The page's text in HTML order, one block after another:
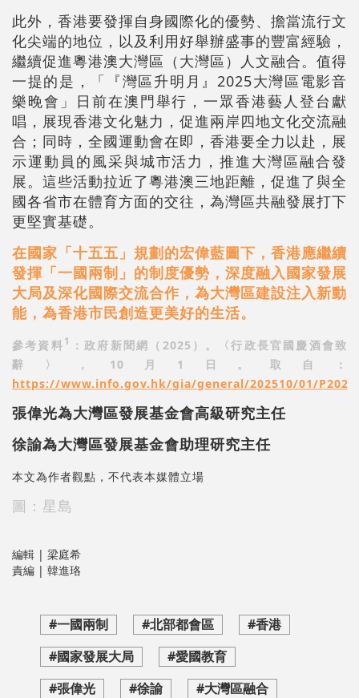
此外，香港要發揮自身國際化的優勢、擔當流行文
化尖端的地位，以及利用好舉辦盛事的豐富經驗，
繼續促進粵港澳大灣區（大灣區）人文融合。值得
一提的是，「『灣區升明月』2025大灣區電影音
樂晚會」日前在澳門舉行，一眾香港藝人登台獻
唱，展現香港文化魅力，促進兩岸四地文化交流融
合；同時，全國運動會在即，香港要全力以赴，展
示運動員的風采與城市活力，推進大灣區融合發
展。這些活動拉近了粵港澳三地距離，促進了與全
國各省市在體育方面的交往，為灣區共融發展打下
更堅實基礎。
在國家「十五五」規劃的宏偉藍圖下，香港應繼續
發揮「一國兩制」的制度優勢，深度融入國家發展
大局及深化國際交流合作，為大灣區建設注入新動
能，為香港市民創造更美好的生活。
參考資料 1
：政府新聞網（2025）。〈行政長官國慶酒會致
辭〉，10月1日。取自：
https://www.info.gov.hk/gia/general/202510/01/
張偉光為大灣區發展基金會高級研究主任
徐諭為大灣區發展基金會助理研究主任
本文為作者觀點，不代表本媒體立場
圖：星島
編輯 | 梁庭希
責編 | 韓進珞
#一國兩制 #北部都會區
#香港
#國家發展大局
#愛國教育
#張偉光
#徐諭 #大灣區融合